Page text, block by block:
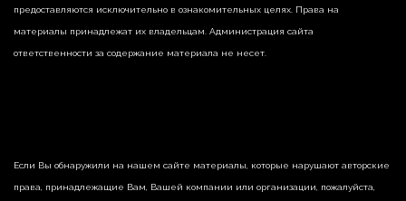
предоставляются исключительно в ознакомительных целях. Права на
материалы принадлежат их владельцам. Администрация сайта
ответственности за содержание материала не несет.
Если Вы обнаружили на нашем сайте материалы, которые нарушают авторские
права, принадлежащие Вам, Вашей компании или организации, пожалуйста,